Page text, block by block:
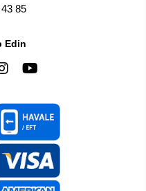
85
Edin